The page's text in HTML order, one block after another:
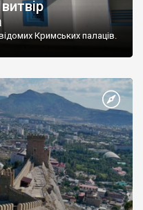
Кримських палаців.